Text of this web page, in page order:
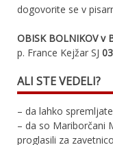
dogovorite se v
OBISK BOLNIKOV v
p. France Kejžar SJ
ALI STE VEDELI?
– da lahko spremljate
– da so Mariborčani
proglasili za